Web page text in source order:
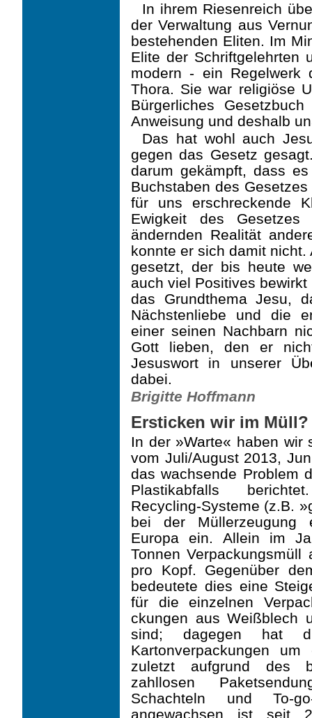
In ihrem Riesenreich
der Verwaltung aus
bestehenden Eliten. Im
Elite der Schriftgelehrten
modern - ein Regelwerk
Thora. Sie war religiöse
Bürgerli­ches
Anweisung und deshalb
Das hat wohl auch
gegen das Gesetz
darum gekämpft, dass
Buchstaben des
für uns erschreckende
Ewigkeit des
ändernden Realität
konnte er sich damit
gesetzt, der bis heute
auch viel Positives
das Grundthema Jesu,
Nächstenliebe und die
einer seinen Nachbarn
Gott lieben, den er
Jesuswort in unserer
dabei.
Brigitte Hoffmann
Ersticken wir im Müll?
In der »Warte« haben wir
vom Juli/August 2013,
das wachsende Problem
Plastikabfalls
Recycling-Systeme (z.B.
bei der Müllerzeugung
Europa ein. Allein im
Tonnen
pro Kopf. Gegenüber
bedeutete dies eine
für die einzelnen
ckungen aus Weißblech
sind; dagegen hat
Kartonverpackungen
zuletzt aufgrund des
zahllosen
Schachteln und To-
angewachsen ist seit